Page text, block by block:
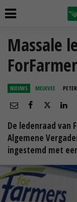
Massale
NIEUWS MELKVEE
De ledenraad van
Algemene
ingestemd met